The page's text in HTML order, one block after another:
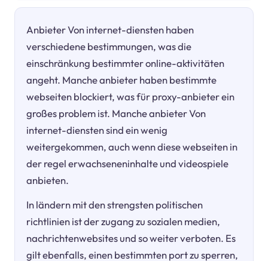
Anbieter Von internet-diensten haben
verschiedene bestimmungen, was die
einschränkung bestimmter online-aktivitäten
angeht. Manche anbieter haben bestimmte
webseiten blockiert, was für proxy-anbieter ein
großes problem ist. Manche anbieter Von
internet-diensten sind ein wenig
weitergekommen, auch wenn diese webseiten in
der regel erwachseneninhalte und videospiele
anbieten.
In ländern mit den strengsten politischen
richtlinien ist der zugang zu sozialen medien,
nachrichtenwebsites und so weiter verboten. Es
gilt ebenfalls, einen bestimmten port zu sperren,